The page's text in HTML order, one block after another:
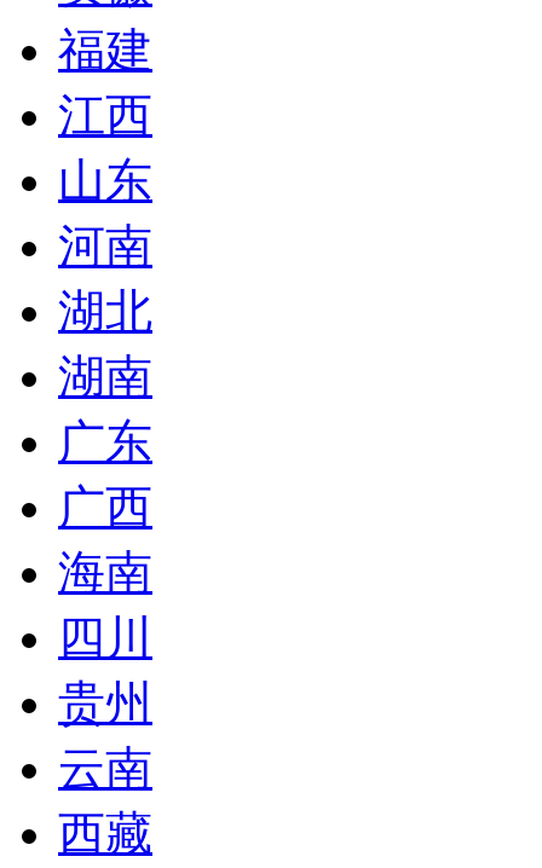
福建
江西
山东
河南
湖北
湖南
广东
广西
海南
四川
贵州
云南
西藏